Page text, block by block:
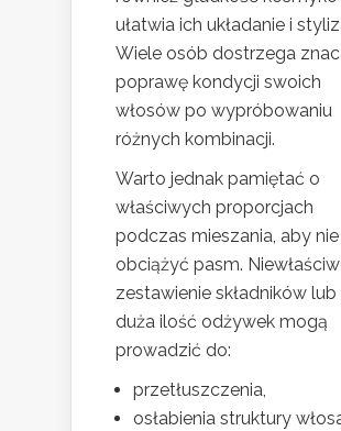
ułatwia ich układanie i
Wiele osób dostrzega
poprawę kondycji swoich
włosów po wypróbowaniu
różnych kombinacji.
Warto jednak pamiętać o
właściwych proporcjach
podczas mieszania, aby nie
obciążyć pasm.
zestawienie składników
duża ilość odżywek mogą
prowadzić do:
przetłuszczenia,
osłabienia struktury